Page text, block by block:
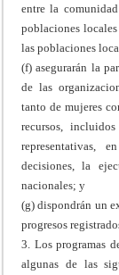
entre la
poblaciones
las poblaciones
(f) asegurarán la
de las
tanto de mujeres
recursos,
representativas,
decisiones, la
nacionales; y
(g) dispondrán un
progresos
3. Los programas
algunas de las